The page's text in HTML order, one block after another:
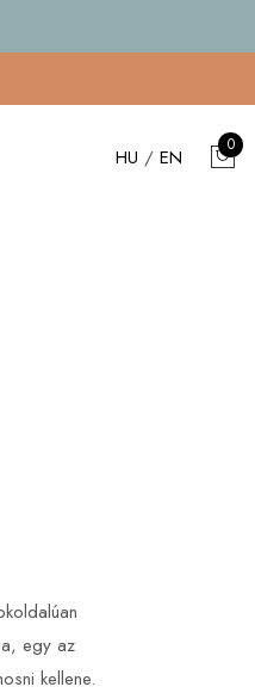
HU / EN 0
egy az
kellene.